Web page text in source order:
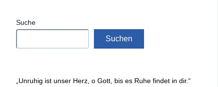
Suche
Suchen
„Unruhig ist unser Herz, o Gott, bis es Ruhe findet in dir.“